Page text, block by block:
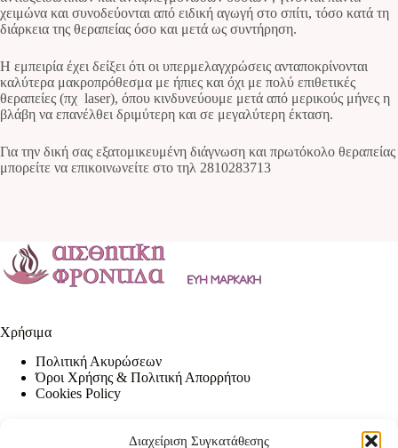
Διαχείριση Συγκατάθεσης
χειμώνα και συνοδεύονται από ειδική αγωγή στο σπίτι, τόσο κατά τη
διάρκεια της θεραπείας όσο και μετά ως συντήρηση.
Η εμπειρία έχει δείξει ότι οι υπερμελαγχρώσεις ανταποκρίνονται
καλύτερα μακροπρόθεσμα με ήπιες και όχι με πολύ επιθετικές
θεραπείες (πχ laser), όπου κινδυνεύουμε μετά από μερικούς μήνες η
βλάβη να επανέλθει δριμύτερη και σε μεγαλύτερη έκταση.
Για την δική σας εξατομικευμένη διάγνωση και πρωτόκολο θεραπείας
μπορείτε να επικοινωνείτε στο τηλ 2810283713
Χρήσιμα
Πολιτική Ακυρώσεων
Όροι Χρήσης & Πολιτική Απορρήτου
Cookies Policy